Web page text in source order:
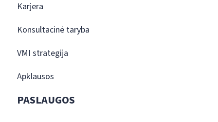
Karjera
Konsultacinė taryba
VMI strategija
Apklausos
PASLAUGOS